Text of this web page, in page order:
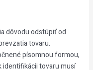
dôvodu odstúpiť od
tovaru.
písomnou formou,
identifikácii tovaru musí